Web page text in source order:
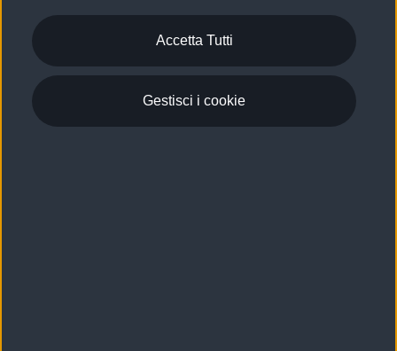
garanzia fino a 4 anni per una maggiore tutela del tuo
acquisto.
Accetta Tutti
Gestisci i cookie